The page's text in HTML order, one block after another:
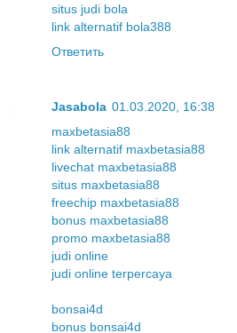
situs judi bola
link alternatif bola388
Ответить
Jasabola 01.03.2020, 16:38
maxbetasia88
link alternatif maxbetasia88
livechat maxbetasia88
situs maxbetasia88
freechip maxbetasia88
bonus maxbetasia88
promo maxbetasia88
judi online
judi online terpercaya
bonsai4d
bonus bonsai4d